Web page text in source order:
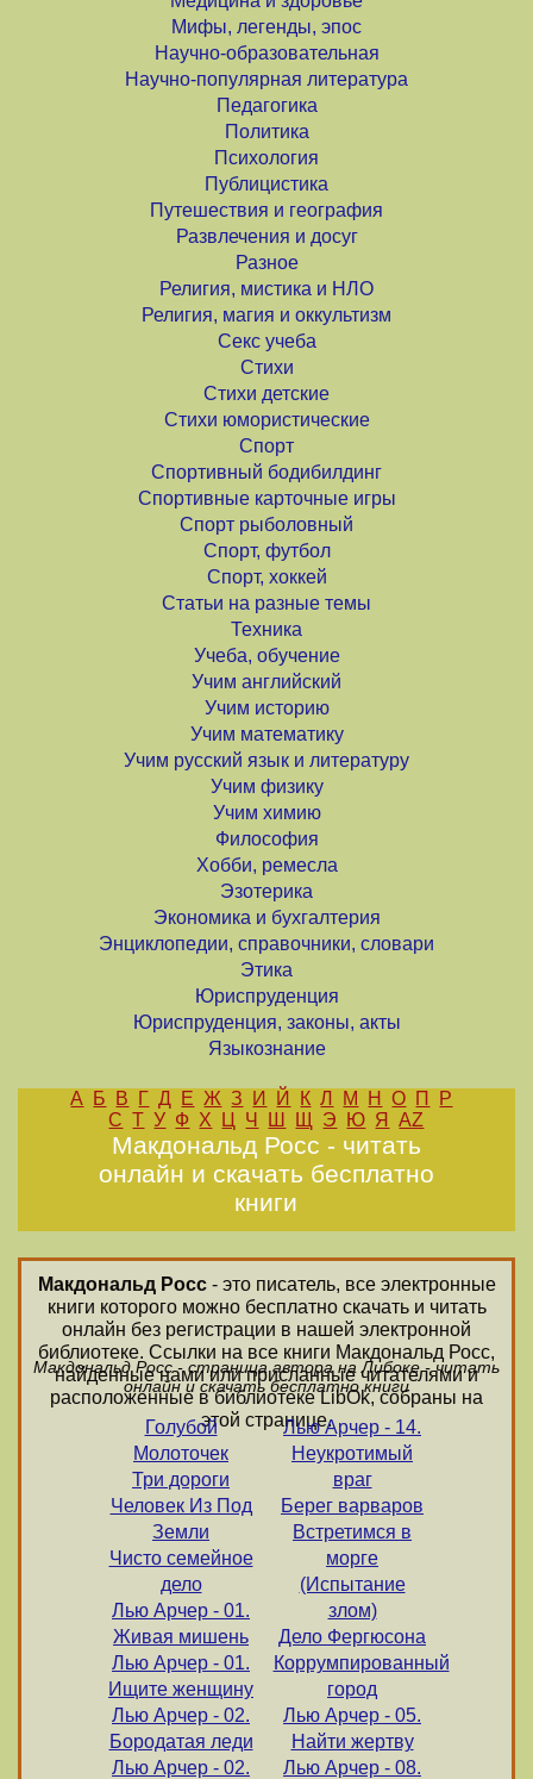
Мифы, легенды, эпос
Научно-образовательная
Научно-популярная литература
Педагогика
Политика
Психология
Публицистика
Путешествия и география
Развлечения и досуг
Разное
Религия, мистика и НЛО
Религия, магия и оккультизм
Секс учеба
Стихи
Стихи детские
Стихи юмористические
Спорт
Спортивный бодибилдинг
Спортивные карточные игры
Спорт рыболовный
Спорт, футбол
Спорт, хоккей
Статьи на разные темы
Техника
Учеба, обучение
Учим английский
Учим историю
Учим математику
Учим русский язык и литературу
Учим физику
Учим химию
Философия
Хобби, ремесла
Эзотерика
Экономика и бухгалтерия
Энциклопедии, справочники, словари
Этика
Юриспруденция
Юриспруденция, законы, акты
Языкознание
А Б В Г Д Е Ж З И Й К Л М Н О П
Р
С Т У Ф Х Ц Ч Ш Щ Э Ю Я AZ
Макдональд Росс - читать
онлайн и скачать бесплатно
книги
Макдональд Росс- это писатель, все электронные
книги которого можно бесплатно скачать и читать
онлайн без регистрации в нашей электронной
библиотеке. Ссылки на все книги Макдональд Росс,
найденные нами или присланные читателями и
расположенные в библиотеке LibOk, собраны на
этой странице.
Макдональд Росс - страница автора на Либоке - читать
онлайн и скачать бесплатно книги
Голубой
Молоточек
Три дороги
Человек Из Под
Земли
Чисто семейное
дело
Лью Арчер - 01.
Живая мишень
Лью Арчер - 01.
Ищите женщину
Лью Арчер - 02.
Бородатая леди
Лью Арчер - 02.
Лью Арчер - 14.
Неукротимый
враг
Берег варваров
Встретимся в
морге
(Испытание
злом)
Дело Фергюсона
Коррумпированный
город
Лью Арчер - 05.
Найти жертву
Лью Арчер - 08.